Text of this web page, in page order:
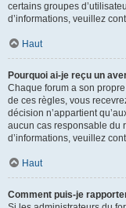
certains groupes
d’informations, veuillez
Haut
Pourquoi ai-je reçu un
Chaque forum a son
de ces règles, vous
décision n’appartient
aucun cas responsable du
d’informations, veuillez
Haut
Comment puis-je